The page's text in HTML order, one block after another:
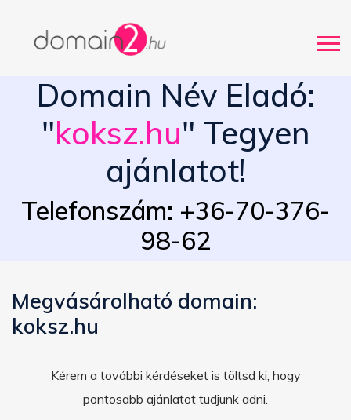
Domain Név Eladó:
"koksz.hu" Tegyen
ajánlatot!
Telefonszám: +36-70-376-
98-62
Megvásárolható domain:
koksz.hu
Kérem a további kérdéseket is töltsd ki, hogy
pontosabb ajánlatot tudjunk adni.